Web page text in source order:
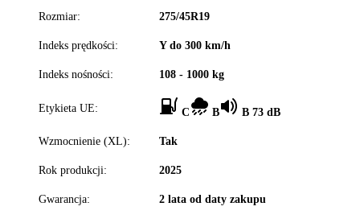
Rozmiar: 275/45R19
Indeks prędkości: Y do 300 km/h
Indeks nośności: 108 - 1000 kg
Etykieta UE: C B B 73 dB
Wzmocnienie (XL): Tak
Rok produkcji: 2025
Gwarancja: 2 lata od daty zakupu